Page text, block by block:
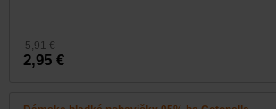
5,91 €
2,95 €